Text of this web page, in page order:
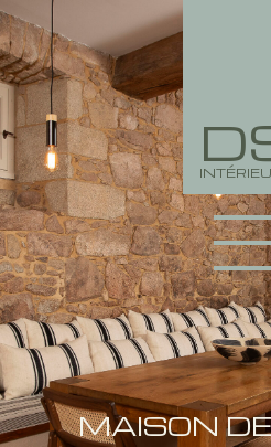
MAISON